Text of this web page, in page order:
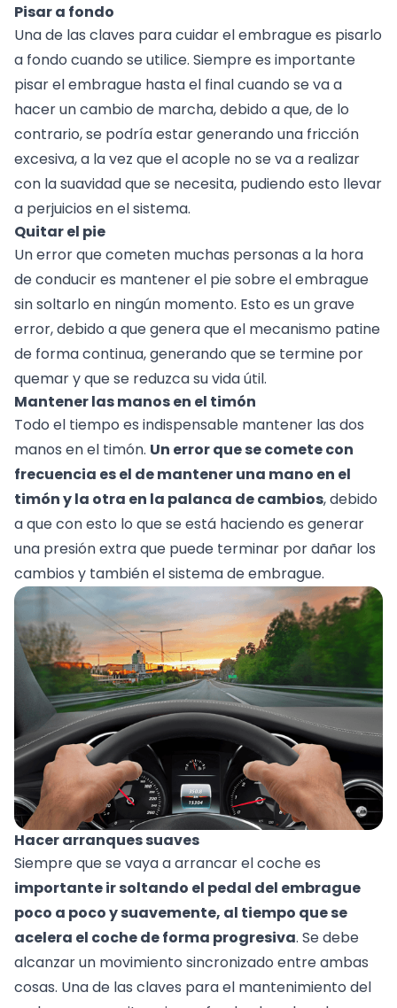
Pisar a fondo
Una de las claves para cuidar el embrague es pisarlo
a fondo cuando se utilice. Siempre es importante
pisar el embrague hasta el final cuando se va a
hacer un cambio de marcha, debido a que, de lo
contrario, se podría estar generando una fricción
excesiva, a la vez que el acople no se va a realizar
con la suavidad que se necesita, pudiendo esto llevar
a perjuicios en el sistema.
Quitar el pie
Un error que cometen muchas personas a la hora
de conducir es mantener el pie sobre el embrague
sin soltarlo en ningún momento. Esto es un grave
error, debido a que genera que el mecanismo patine
de forma continua, generando que se termine por
quemar y que se reduzca su vida útil.
Mantener las manos en el timón
Todo el tiempo es indispensable mantener las dos
manos en el timón. Un error que se comete con
frecuencia es el de mantener una mano en el
timón y la otra en la palanca de cambios, debido
a que con esto lo que se está haciendo es generar
una presión extra que puede terminar por dañar los
cambios y también el sistema de embrague.
Hacer arranques suaves
Siempre que se vaya a arrancar el coche es
importante ir soltando el pedal del embrague
poco a poco y suavemente, al tiempo que se
acelera el coche de forma progresiva. Se debe
alcanzar un movimiento sincronizado entre ambas
cosas. Una de las claves para el mantenimiento del